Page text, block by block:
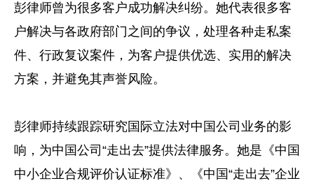
彭律师曾为很多客户成功解决纠纷。她代表很多客
户解决与各政府部门之间的争议，处理各种走私案
件、行政复议案件，为客户提供优选、实用的解决
方案，并避免其声誉风险。
彭律师持续跟踪研究国际立法对中国公司业务的影
响，为中国公司“走出去”提供法律服务。她是《中国
中小企业合规评价认证标准》、《中国“走出去”企业